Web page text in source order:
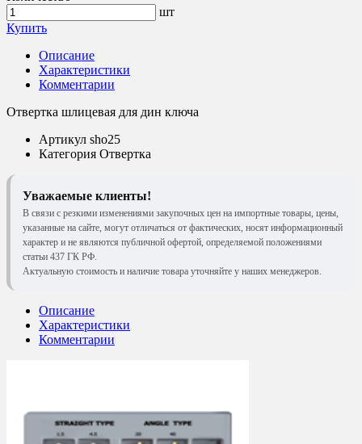
шт
Купить
Описание
Характеристики
Комментарии
Отвертка шлицевая для дин ключа
Артикул sho25
Категория Отвертка
Уважаемые клиенты!
В связи с резкими изменениями закупочных цен на импортные товары, цены,
указанные на сайте, могут отличаться от фактических, носят информационный
характер и не являются публичной офертой, определяемой положениями
статьи 437 ГК РФ.
Актуальную стоимость и наличие товара уточняйте у наших менеджеров.
Описание
Характеристики
Комментарии